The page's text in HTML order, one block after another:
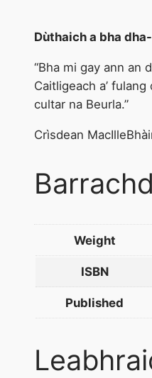
Dùthaich a bha
“Bha mi gay ann an
Caitligeach a’
cultar na Beurla.”
Crìsdean
Barrachd
Weight
ISBN
Published